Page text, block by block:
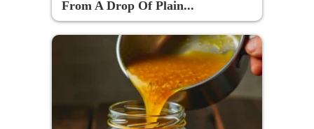
From A Drop Of Plain...